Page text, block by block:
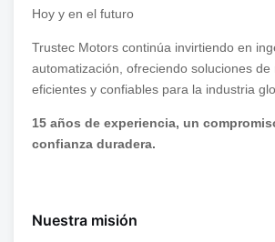
Hoy y en el futuro
Trustec Motors continúa invirtiendo en
automatización, ofreciendo soluciones de
eficientes y confiables para la industria
15 años de experiencia, un
confianza duradera.
Nuestra misión